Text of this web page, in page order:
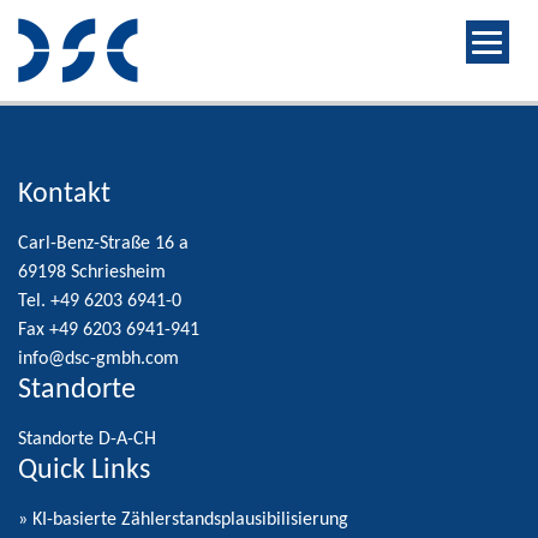
Kontakt
Carl-Benz-Straße 16 a
69198 Schriesheim
Tel. +49 6203 6941-0
Fax +49 6203 6941-941
info@dsc-gmbh.com
Standorte
Standorte D-A-CH
Quick Links
» KI-basierte Zählerstandsplausibilisierung